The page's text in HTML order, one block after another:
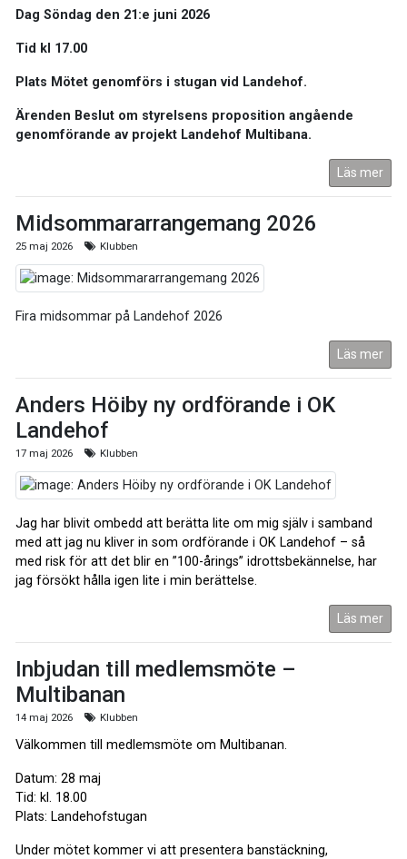
Dag Söndag den 21:e juni 2026
Tid kl 17.00
Plats Mötet genomförs i stugan vid Landehof.
Ärenden Beslut om styrelsens proposition angående
genomförande av projekt Landehof Multibana.
Läs mer
Midsommararrangemang 2026
25 maj 2026 Klubben
Fira midsommar på Landehof 2026
Läs mer
Anders Höiby ny ordförande i OK
Landehof
17 maj 2026 Klubben
Jag har blivit ombedd att berätta lite om mig själv i samband
med att jag nu kliver in som ordförande i OK Landehof – så
med risk för att det blir en ”100-årings” idrottsbekännelse, har
jag försökt hålla igen lite i min berättelse.
Läs mer
Inbjudan till medlemsmöte –
Multibanan
14 maj 2026 Klubben
Välkommen till medlemsmöte om Multibanan.
Datum: 28 maj
Tid: kl. 18.00
Plats: Landehofstugan
Under mötet kommer vi att presentera banstäckning,